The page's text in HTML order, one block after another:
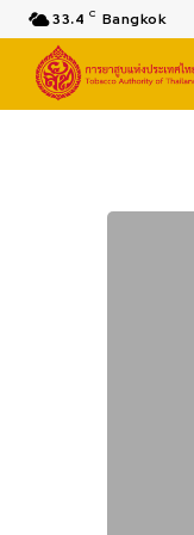
33.4 C Bangkok